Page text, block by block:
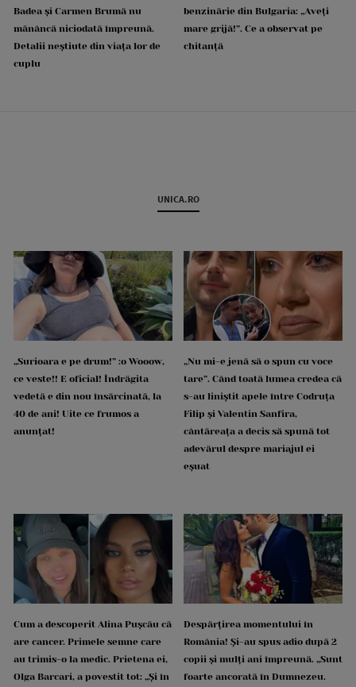
Badea și Carmen Brumă nu
mănâncă niciodată împreună.
Detalii neștiute din viața lor de
cuplu
benzinărie din Bulgaria: „Aveți
mare grijă!”. Ce a observat pe
chitanță
UNICA.RO
„Surioara e pe drum!” :o Wooow,
ce veste!! E oficial! Îndrăgita
vedetă e din nou însărcinată, la
40 de ani! Uite ce frumos a
anunțat!
„Nu mi-e jenă să o spun cu voce
tare”. Când toată lumea credea că
s-au liniștit apele între Codruța
Filip și Valentin Sanfira,
cântăreața a decis să spună tot
adevărul despre mariajul ei
eșuat
Cum a descoperit Alina Pușcău că
are cancer. Primele semne care
au trimis-o la medic. Prietena ei,
Olga Barcari, a povestit tot: „Și în
Despărțirea momentului în
România! Și-au spus adio după 2
copii și mulți ani împreună. „Sunt
foarte ancorată în Dumnezeu.